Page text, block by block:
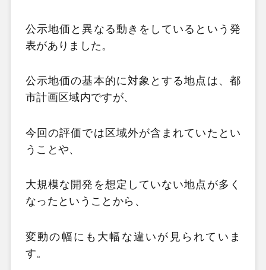
公示地価と異なる動きをしているという発
表がありました。
公示地価の基本的に対象とする地点は、都
市計画区域内ですが、
今回の評価では区域外が含まれていたとい
うことや、
大規模な開発を想定していない地点が多く
なったということから、
変動の幅にも大幅な違いが見られていま
す。